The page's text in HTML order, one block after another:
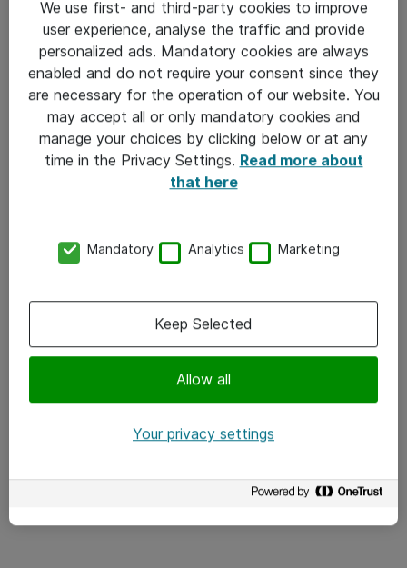
Hvorfor jobbe hos oss?
Sterk bedriftskultur
Kompetanse og karriereutvikling
Vårt fokus på bærekraft
We use first- and third-party cookies to improve
user experience, analyse the traffic and provide
personalized ads. Mandatory cookies are always
enabled and do not require your consent since they
are necessary for the operation of our website. You
may accept all or only mandatory cookies and
manage your choices by clicking below or at any
time in the Privacy Settings. Read more about
that here
Mandatory Analytics Marketing
Allow all
Keep Selected
Your privacy settings